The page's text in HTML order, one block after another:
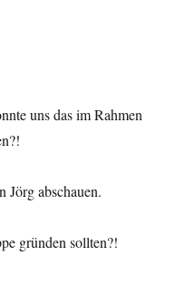
uns das im Rahmen
Jörg abschauen.
gründen sollten?!